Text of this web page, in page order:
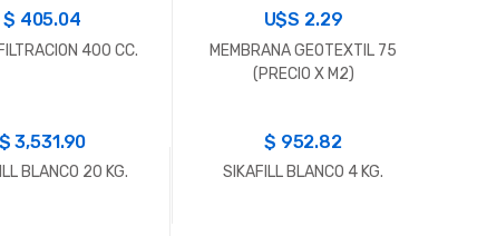
$ 405.04
400 CC.
U$S 2.29
MEMBRANA GEOTEXTIL 75
(PRECIO X M2)
$3,531.90
BLANCO 20 KG.
$ 952.82
SIKAFILL BLANCO 4 KG.